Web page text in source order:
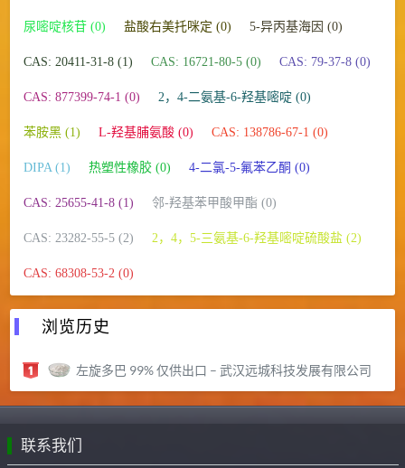
尿嘧啶核苷 (0) 盐酸右美托咪定 (0) 5-异丙基海因 (0)
CAS: 20411-31-8 (1) CAS: 16721-80-5 (0) CAS: 79-37-8 (0)
CAS: 877399-74-1 (0) 2，4-二氨基-6-羟基嘧啶 (0)
苯胺黑 (1) L-羟基脯氨酸 (0) CAS: 138786-67-1 (0)
DIPA (1) 热塑性橡胶 (0) 4-二氯-5-氟苯乙酮 (0)
CAS: 25655-41-8 (1) 邻-羟基苯甲酸甲酯 (0)
CAS: 23282-55-5 (2) 2，4，5-三氨基-6-羟基嘧啶硫酸盐 (2)
CAS: 68308-53-2 (0)
浏览历史
左旋多巴 99% 仅供出口 – 武汉远城科技发展有限公司
联系我们